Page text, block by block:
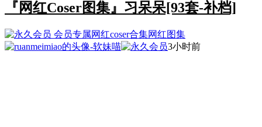
『网红Coser图集』习呆呆[93套-补档]
会员专属网红coser合集网红图集
3小时前